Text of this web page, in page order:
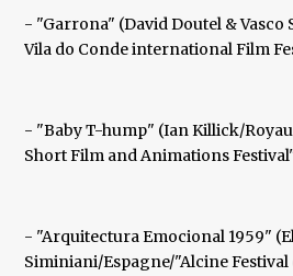
- "Garrona" (David Doutel &
Vila do Conde international Film
- "Baby T-hump" (Ian Killick/
Short Film and Animations
- "Arquitectura Emocional 1959"
Siminiani/Espagne/"Alcine Festival